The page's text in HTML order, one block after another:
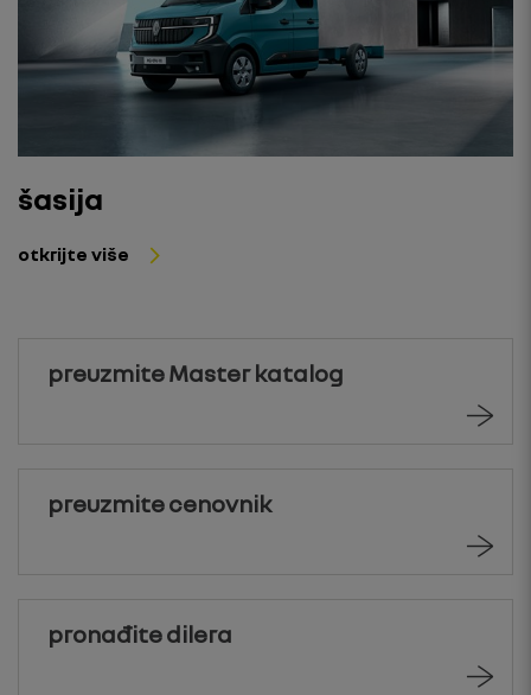
šasija
otkrijte više
preuzmite Master katalog
preuzmite cenovnik
pronađite dilera